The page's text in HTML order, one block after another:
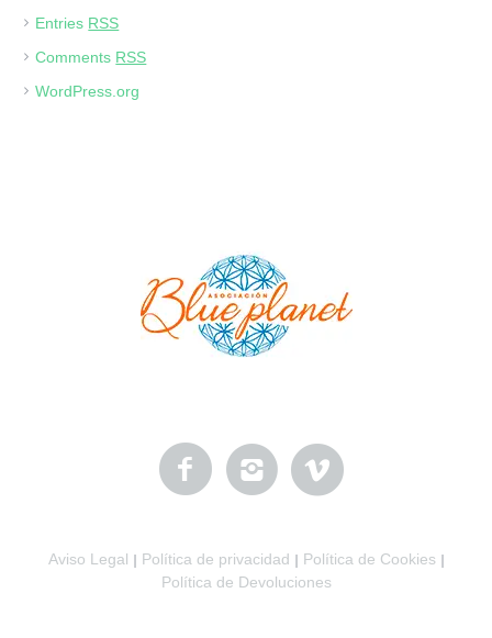
Entries RSS
Comments RSS
WordPress.org
Aviso Legal Política de privacidad Política de Cookies
Política de Devoluciones